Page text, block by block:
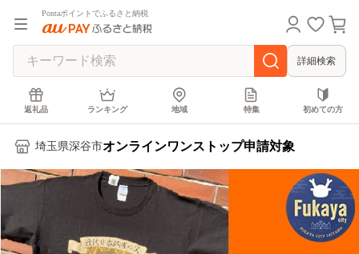
Pontaポイントでふるさと納税
詳細検索
返礼品 ランキング 地域 特集 初めての方
埼玉県深谷市オンラインワンストップ申請対象